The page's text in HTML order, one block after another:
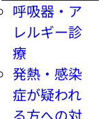
呼吸器・ア
レルギー診
療
発熱・感染
症が疑われ